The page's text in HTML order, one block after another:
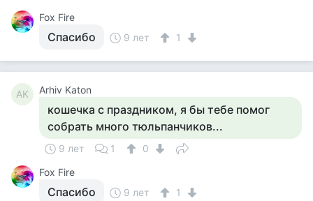
Fox Fire
Спасибо 9 лет 1
AK Arhiv Katon
кошечка с праздником, я бы тебе помог
собрать много тюльпанчиков...
9 лет 1
0
Fox Fire
Спасибо 9 лет 1